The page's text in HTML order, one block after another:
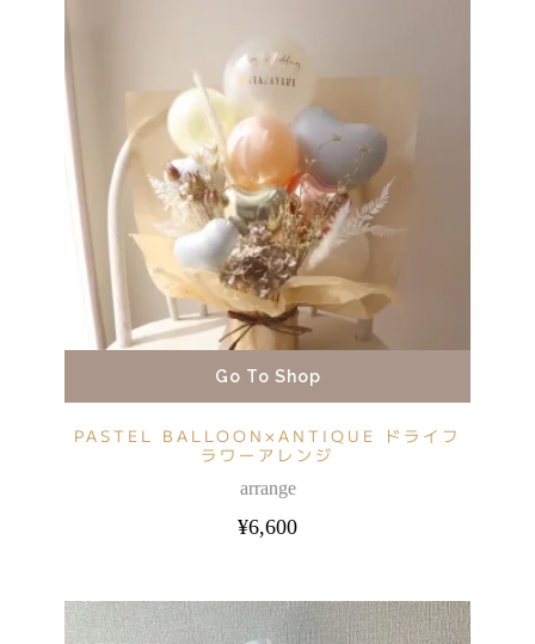
Go To Shop
PASTEL BALLOON×ANTIQUE ドライフ
ラワーアレンジ
arrange
¥6,600